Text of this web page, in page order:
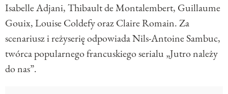
Isabelle Adjani, Thibault de Montalembert, Guillaume
Gouix, Louise Coldefy oraz Claire Romain. Za
scenariusz i reżyserię odpowiada Nils-Antoine Sambuc,
twórca popularnego francuskiego serialu „Jutro należy
do nas”.